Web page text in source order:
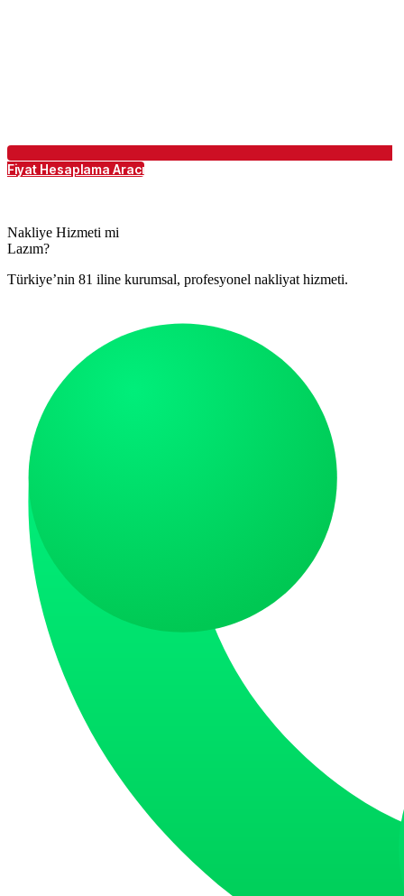
Fiyat Hesaplama Aracı
Nakliye Hizmeti mi
Lazım?
Türkiye’nin 81 iline kurumsal, profesyonel nakliyat hizmeti.